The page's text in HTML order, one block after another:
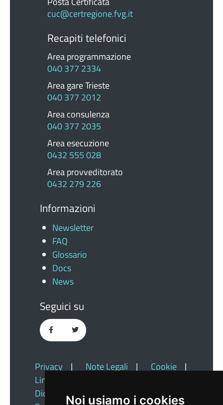
Noi usiamo i cookies
cuc@certregione.fvg.it
Recapiti telefonici
Area programmazione
040 377 2334
Area gare Trieste
040 377 2012
Area consulenza
040 377 2035
Area esecuzione
0432 555 028
Area provveditorato
0432 279 226
Informazioni
Newsletter
FAQ
Glossario
Docs
News
Seguici su
Privacy | Note Legali | Cookie
|
Link Utili
Dichiarazione Di Accessibilità